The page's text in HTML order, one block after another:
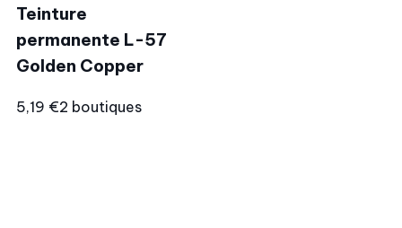
Teinture
permanente L-57
Golden Copper
5,19 €2 boutiques